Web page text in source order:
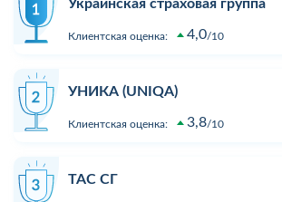
Украинская страховая группа
Клиентская оценка: 4,0 10
УНИКА (UNIQA)
Клиентская оценка: 3,8 10
ТАС СГ